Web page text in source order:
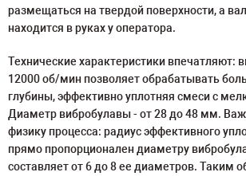
размещаться на твердой поверхности, а
находится в руках у оператора.
Технические характеристики впечатляют:
12000 об/мин позволяет обрабатывать
глубины, эффективно уплотняя смеси с
Диаметр вибробулавы - от 28 до 48 мм.
физику процесса: радиус эффективного
прямо пропорционален диаметру
составляет от 6 до 8 ее диаметров. Таким